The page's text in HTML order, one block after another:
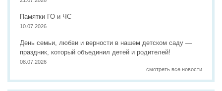
Памятки ГО и ЧС
10.07.2026
День семьи, любви и верности в нашем детском саду —
праздник, который объединил детей и родителей!
08.07.2026
смотреть все новости